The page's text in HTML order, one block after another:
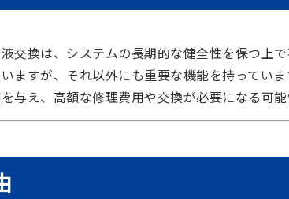
交換は、システムの長期的な健全性を保つ上
ますが、それ以外にも重要な機能を持ってい
与え、高額な修理費用や交換が必要になる可能